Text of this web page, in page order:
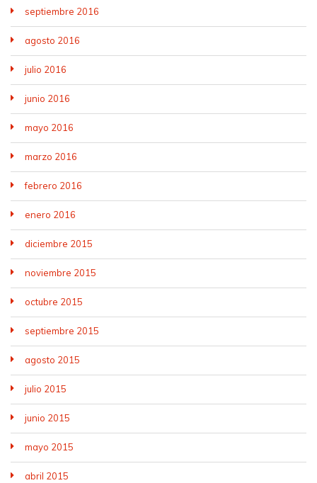
septiembre 2016
agosto 2016
julio 2016
junio 2016
mayo 2016
marzo 2016
febrero 2016
enero 2016
diciembre 2015
noviembre 2015
octubre 2015
septiembre 2015
agosto 2015
julio 2015
junio 2015
mayo 2015
abril 2015